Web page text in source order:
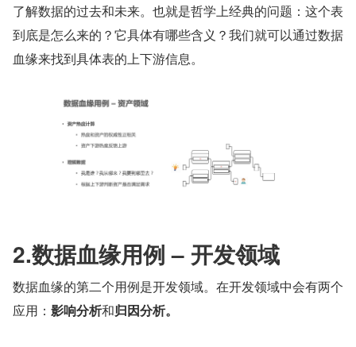
了解数据的过去和未来。也就是哲学上经典的问题：这个表
到底是怎么来的？它具体有哪些含义？我们就可以通过数据
血缘来找到具体表的上下游信息。
2.数据血缘用例 – 开发领域
数据血缘的第二个用例是开发领域。在开发领域中会有两个
应用： 影响分析和归因分析。